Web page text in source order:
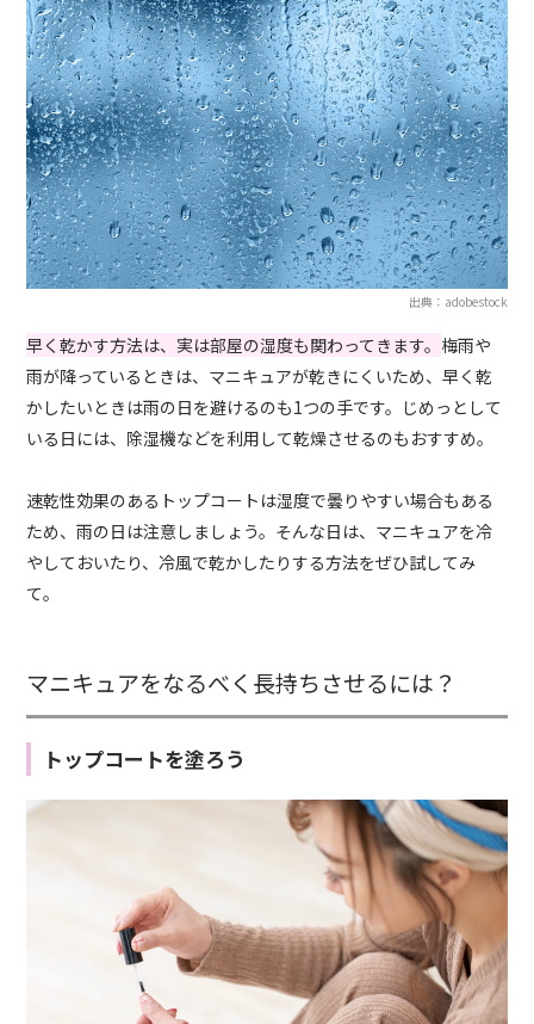
出典：adobestock
早く乾かす方法は、実は部屋の湿度も関わってきます。 梅雨や
雨が降っているときは、マニキュアが乾きにくいため、早く乾
かしたいときは雨の日を避けるのも1つの手です。じめっとして
いる日には、除湿機などを利用して乾燥させるのもおすすめ。
速乾性効果のあるトップコートは湿度で曇りやすい場合もある
ため、雨の日は注意しましょう。そんな日は、マニキュアを冷
やしておいたり、冷風で乾かしたりする方法をぜひ試してみ
て。
マニキュアをなるべく長持ちさせるには？
トップコートを塗ろう